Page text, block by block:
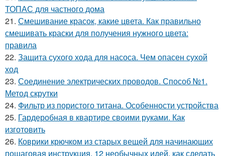
ТОПАС для частного дома
21. Смешивание красок, какие цвета. Как правильно
смешивать краски для получения нужного цвета:
правила
22. Защита сухого хода для насоса. Чем опасен сухой
ход
23. Соединение электрических проводов. Способ №1.
Метод скрутки
24. Фильтр из пористого титана. Особенности устройства
25. Гардеробная в квартире своими руками. Как
изготовить
26. Коврики крючком из старых вещей для начинающих
пошаговая инструкция. 12 необычных идей, как сделать